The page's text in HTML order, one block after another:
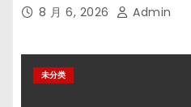
8 月 6, 2026 Admin
未分类